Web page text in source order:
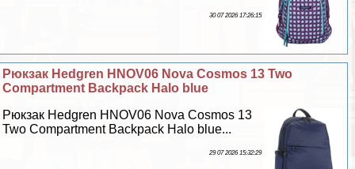
30 07 2026 17:26:15
Рюкзак Hedgren HNOV06 Nova Cosmos 13 Two
Compartment Backpack Halo blue
Рюкзак Hedgren HNOV06 Nova Cosmos 13
Two Compartment Backpack Halo blue...
29 07 2026 15:32:29